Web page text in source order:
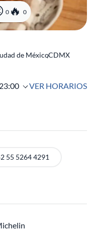
0 0
de México
,CDMX
VER HORARIOS
55 5264 4291